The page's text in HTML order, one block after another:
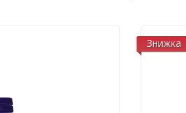
Знижка